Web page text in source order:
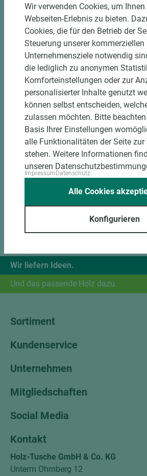
Einzelteiletikettierung auf
Materialschonende und
Verpackung der Fixmaße
Jetzt Zuschnitt
Wir liefern Ideen.
Und das passende Holz dazu.
Sortiment
Kundenservice
Unternehmen
Mitgliedschaften
Social Media
Kontakt
Holz-Tusche GmbH & Co. KG
Unterm Ohmberg 12
Wir verwenden Cookies, um
Webseiten-Erlebnis zu bieten.
Cookies, die für den Betrieb der
Steuerung unserer kommerziellen
Unternehmensziele notwendig
die lediglich zu anonymen
Komforteinstellungen oder zur
personalisierter Inhalte genutzt
können selbst entscheiden,
zulassen möchten. Bitte
Basis Ihrer Einstellungen
alle Funktionalitäten der Seite zur
stehen. Weitere Informationen
unseren
ImpressumDatenschutz
Konfigurieren
Alle Cookies